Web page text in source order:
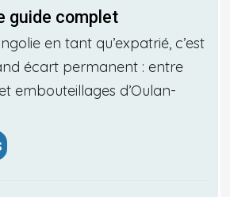
guide complet
en tant qu’expatrié, c’est
écart permanent : entre
embouteillages d’Oulan-